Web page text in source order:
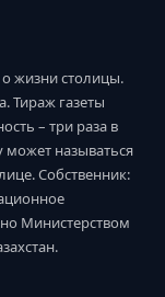
жизни столицы.
Тираж газеты
– три раза в
может называться
Собственник:
Министерством